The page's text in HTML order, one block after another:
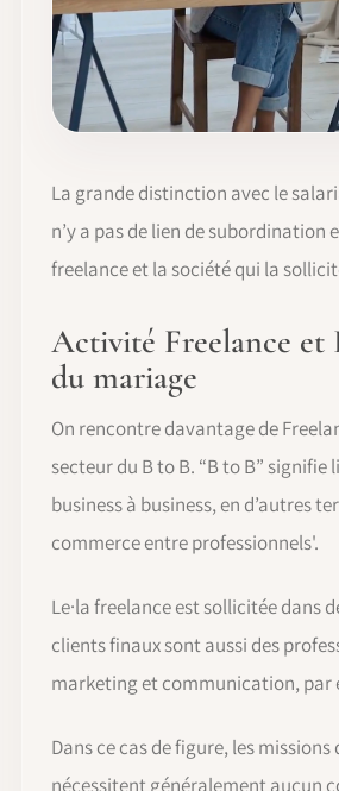
La grande distinction avec le
n’y a pas de lien de subordination
freelance et la société qui la
Activité Freelance et
du mariage
On rencontre davantage de
secteur du B to B. “B to B”
business à business, en d’autres
commerce entre professionnels'.
Le·la freelance est sollicitée dans
clients finaux sont aussi des
marketing et communication, par
Dans ce cas de figure, les
nécessitent généralement aucun